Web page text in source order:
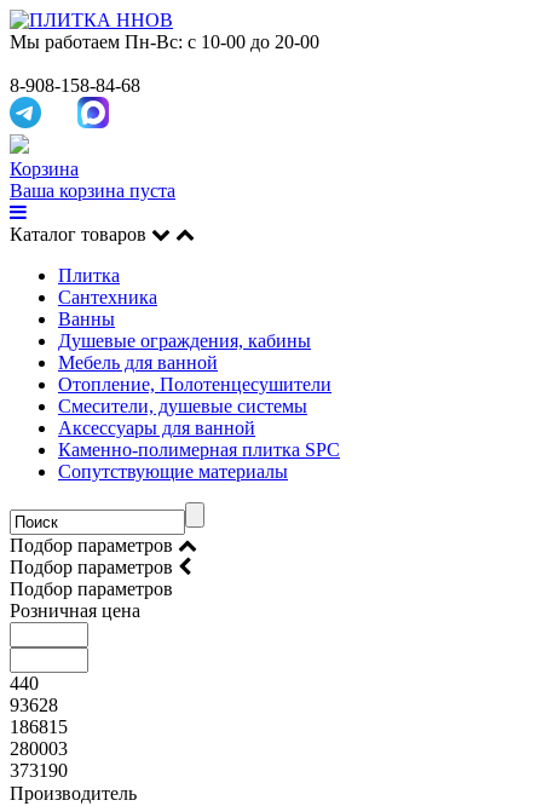
Мы работаем Пн-Вс: с 10-00 до 20-00
8-908-158-84-68
Корзина
Ваша корзина пуста
Каталог товаров
Плитка
Сантехника
Ванны
Душевые ограждения, кабины
Мебель для ванной
Отопление, Полотенцесушители
Смесители, душевые системы
Аксессуары для ванной
Каменно-полимерная плитка SPC
Сопутствующие материалы
Подбор параметров
Подбор параметров
Подбор параметров
Розничная цена
440
93628
186815
280003
373190
Производитель